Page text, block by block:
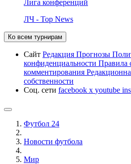
Лига конференций
ЛЧ - Top News
Ко всем турнирам
Сайт Редакция Прогнозы
конфиденциальности Правила
комментирования
собственности
Соц. сети facebook x youtube
Футбол 24
Новости футбола
Мир